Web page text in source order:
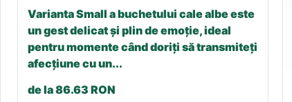
Varianta Small a buchetului cale albe este
un gest delicat și plin de emoție, ideal
pentru momente când doriți să transmiteți
afecțiune cu un...
de la 86.63 RON